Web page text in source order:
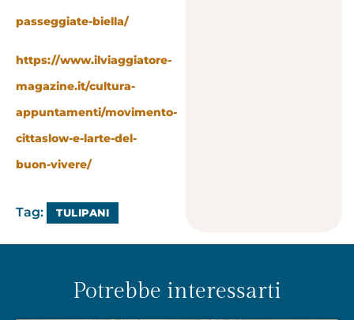
passeggiate-biella/
https://www.ilviaggiatore-
magazine.it/cultura-
appuntamenti/movimento-
cittaslow-e-larte-del-
buon-vivere/
Tag: TULIPANI
Potrebbe interessarti